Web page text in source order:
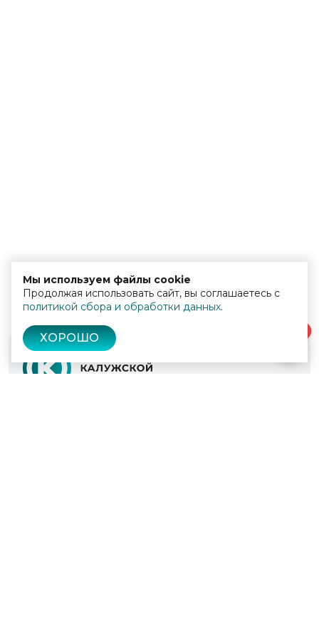
Мы используем файлы cookie
Продолжая использовать сайт, вы соглашаетесь с
политикой сбора и обработки данных.
ХОРОШО